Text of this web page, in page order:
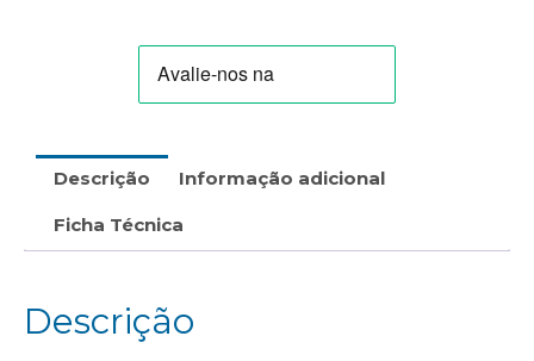
Descrição Informação adicional
Ficha Técnica
Descrição